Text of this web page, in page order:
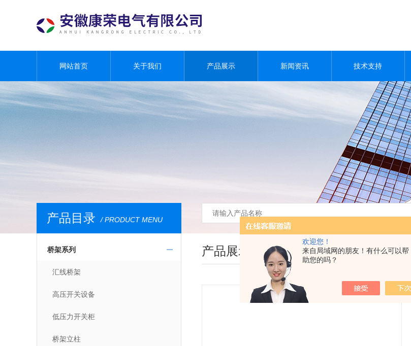
欢迎您！
来自局域网的朋友！有什么可以帮
助您的吗？
网站首页 关于我们 产品展示 新闻资讯 技术支持
产品目录 / PRODUCT MENU
桥架系列
汇线桥架
高压开关设备
低压力开关柜
桥架立柱
产品展示 您现在的位置：